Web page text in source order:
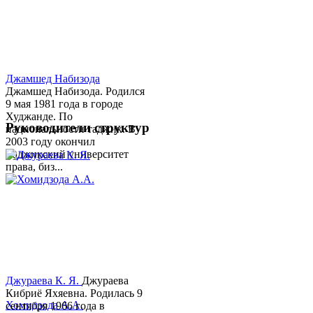
Джамшед Набизода
Джамшед Набизода. Родился
9 мая 1981 года в городе
Худжанде. По
национальности таджик. В
2003 году окончил
Таджикский университет
права, биз...
Хомидзода А.А.
Руководители структур
Джураева К. Я. Джураева
Кибриё Яхяевна. Родилась 9
сентября 1966 года в